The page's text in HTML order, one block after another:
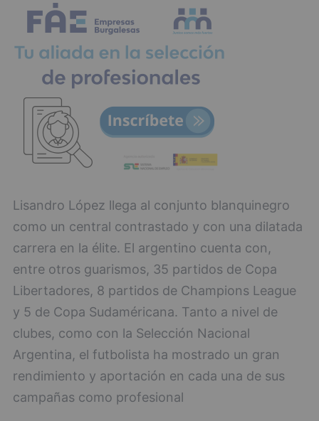
Lisandro López llega al conjunto blanquinegro
como un central contrastado y con una dilatada
carrera en la élite. El argentino cuenta con,
entre otros guarismos, 35 partidos de Copa
Libertadores, 8 partidos de Champions League
y 5 de Copa Sudaméricana. Tanto a nivel de
clubes, como con la Selección Nacional
Argentina, el futbolista ha mostrado un gran
rendimiento y aportación en cada una de sus
campañas como profesional